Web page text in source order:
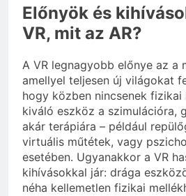
Előnyök és
VR, mit az AR?
A VR legnagyobb előnye az a
amellyel teljesen új világokat
hogy közben nincsenek
kiváló eszköz a szimulációra,
akár terápiára – például
virtuális műtétek, vagy
esetében. Ugyanakkor a VR
kihívásokkal jár: drága
néha kellemetlen fizikai